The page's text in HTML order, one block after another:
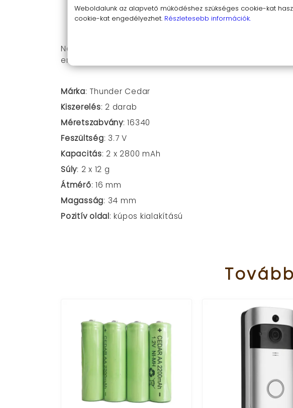
Hosszú élettartam
Gyors és hatékony töltés
Ne várd meg, amíg lemerülnek az eszközeid –
energiaellátásodat!
Márka:Thunder Cedar
Kiszerelés: 2 darab
Méretszabvány: 16340
Feszültség: 3.7 V
Kapacitás: 2 x 2800 mAh
Súly: 2 x 12 g
Átmérő: 16 mm
Magasság: 34 mm
Pozitív oldal: kúpos kialakítású
Weboldalunk az alapvető működéshez szükséges cookie-kat
cookie-kat engedélyezhet. Részletesebb információk.